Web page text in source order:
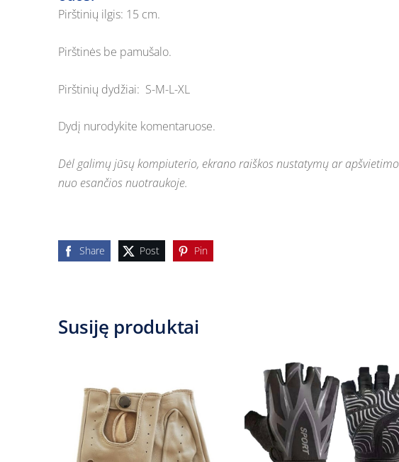
Pirštinių ilgis: 15 cm.
Pirštinės be pamušalo.
Pirštinių dydžiai: S-M-L-XL
Dydį nurodykite komentaruose.
Dėl galimų jūsų kompiuterio, ekrano raiškos nustatymų ar
nuo esančios nuotraukoje.
Share Post Pin
Susiję produktai